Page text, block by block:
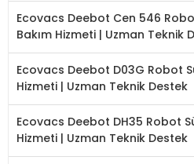
Ecovacs Deebot Cen 546
Bakım Hizmeti | Uzman Teknik
Ecovacs Deebot D03G Robot
Hizmeti | Uzman Teknik Destek
Ecovacs Deebot DH35 Robot
Hizmeti | Uzman Teknik Destek